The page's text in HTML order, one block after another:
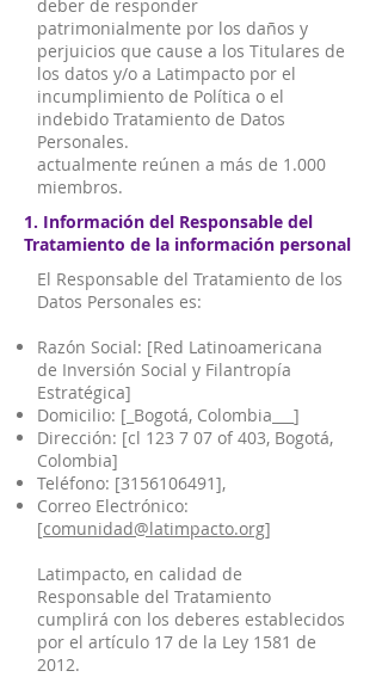
deber de responder
patrimonialmente por los daños y
perjuicios que cause a los Titulares de
los datos y/o a Latimpacto por el
incumplimiento de Política o el
indebido Tratamiento de Datos
Personales.
actualmente reúnen a más de 1.000
miembros.
1. Información del Responsable del
Tratamiento de la información personal
El Responsable del Tratamiento de los
Datos Personales es:
Razón Social: [Red Latinoamericana
de Inversión Social y Filantropía
Estratégica]
Domicilio: [_Bogotá, Colombia___]
Dirección: [cl 123 7 07 of 403, Bogotá,
Colombia]
Teléfono: [3156106491],
Correo Electrónico:
[comunidad@latimpacto.org]
Latimpacto, en calidad de
Responsable del Tratamiento
cumplirá con los deberes establecidos
por el artículo 17 de la Ley 1581 de
2012.